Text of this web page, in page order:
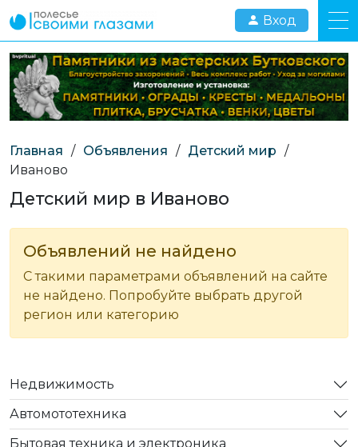
Вход
Главная / Объявления / Детский мир /
Иваново
Детский мир в Иваново
Объявлений не найдено
С такими параметрами объявлений на сайте
не найдено. Попробуйте выбрать другой
регион или категорию
Недвижимость
Автомототехника
Бытовая техника и электроника